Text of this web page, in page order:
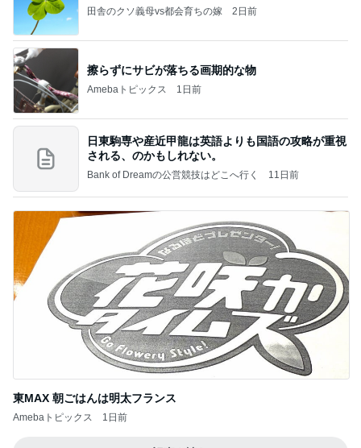
田舎のクソ義母vs都会育ちの嫁 2日前
擦らずにサビが落ちる画期的な物
Amebaトピックス 1日前
日東駒専や産近甲龍は英語よりも国語の攻略が重視
される、のかもしれない。
Bank of Dreamの公営競技はどこへ行く 11日前
東MAX 朝ごはんは明太フランス
Amebaトピックス 1日前